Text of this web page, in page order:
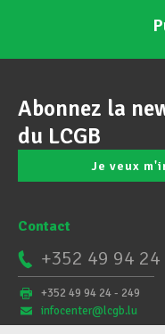
Abonnez la
du LCGB
Je veux
Contact
+352 49 94 24
+352 49 94 24 - 249
infocenter@lcgb.lu